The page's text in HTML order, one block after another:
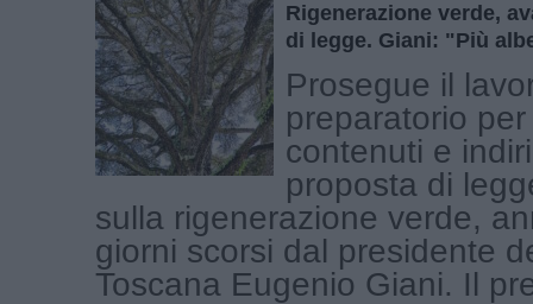
Rigenerazione verde,
di legge. Giani: "Più
Prosegue il
preparatorio
contenuti e
proposta di
sulla rigenerazione verde,
giorni scorsi dal presidente
Toscana Eugenio Giani. Il